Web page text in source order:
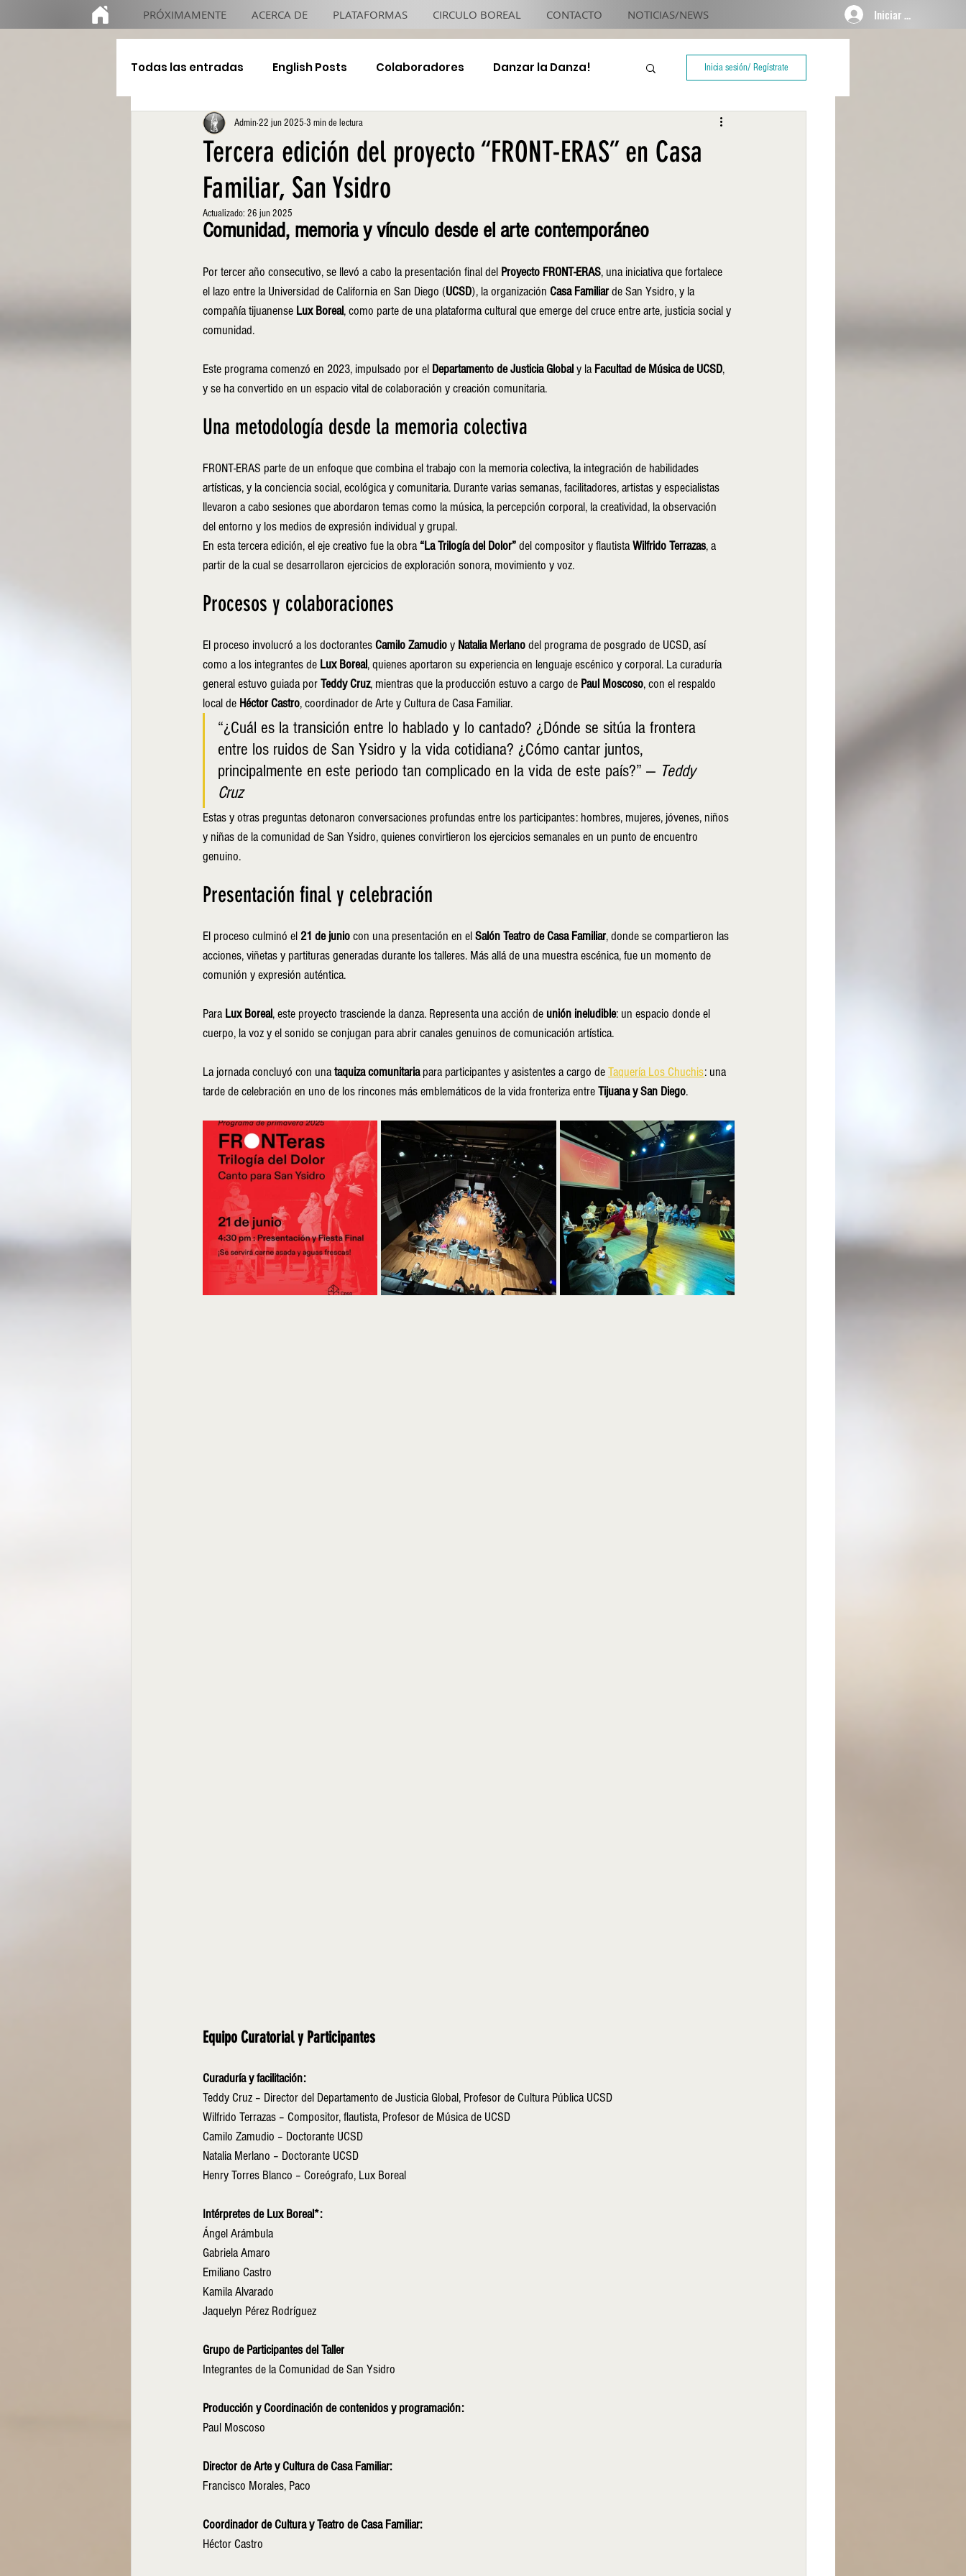
PRÓXIMAMENTE ACERCA DE PLATAFORMAS CIRCULO BOREAL CONTACTO NOTICIAS/NEWS Iniciar sesión
Todas las entradas English Posts Colaboradores Danzar la Danza!
Educación De gira 4x4 TJ Night
Inicia sesión/ Regístrate
Tercera edición del proyecto “FRONT-ERAS” en Casa
Familiar, San Ysidro
Admin22 jun 2025 3 min de lectura
Actualizado: 26 jun 2025
Comunidad, memoria y vínculo desde el arte contemporáneo
Por tercer año consecutivo, se llevó a cabo la presentación final del Proyecto FRONT-ERAS, una iniciativa que fortalece
el lazo entre la Universidad de California en San Diego (UCSD), la organización Casa Familiar de San Ysidro, y la
compañía tijuanense Lux Boreal, como parte de una plataforma cultural que emerge del cruce entre arte, justicia social y
comunidad.
Este programa comenzó en 2023, impulsado por el Departamento de Justicia Global y la Facultad de Música de UCSD,
y se ha convertido en un espacio vital de colaboración y creación comunitaria.
Una metodología desde la memoria colectiva
FRONT-ERAS parte de un enfoque que combina el trabajo con la memoria colectiva, la integración de habilidades
artísticas, y la conciencia social, ecológica y comunitaria. Durante varias semanas, facilitadores, artistas y especialistas
llevaron a cabo sesiones que abordaron temas como la música, la percepción corporal, la creatividad, la observación
del entorno y los medios de expresión individual y grupal.
En esta tercera edición, el eje creativo fue la obra “La Trilogía del Dolor” del compositor y flautista Wilfrido Terrazas, a
partir de la cual se desarrollaron ejercicios de exploración sonora, movimiento y voz.
Procesos y colaboraciones
El proceso involucró a los doctorantes Camilo Zamudio y Natalia Merlano del programa de posgrado de UCSD, así
como a los integrantes de Lux Boreal, quienes aportaron su experiencia en lenguaje escénico y corporal. La curaduría
general estuvo guiada por Teddy Cruz, mientras que la producción estuvo a cargo de Paul Moscoso, con el respaldo
local de Héctor Castro, coordinador de Arte y Cultura de Casa Familiar.
“¿Cuál es la transición entre lo hablado y lo cantado? ¿Dónde se sitúa la frontera
entre los ruidos de San Ysidro y la vida cotidiana? ¿Cómo cantar juntos,
principalmente en este periodo tan complicado en la vida de este país?” — Teddy
Cruz
Estas y otras preguntas detonaron conversaciones profundas entre los participantes: hombres, mujeres, jóvenes, niños
y niñas de la comunidad de San Ysidro, quienes convirtieron los ejercicios semanales en un punto de encuentro
genuino.
Presentación final y celebración
El proceso culminó el 21 de junio con una presentación en el Salón Teatro de Casa Familiar, donde se compartieron las
acciones, viñetas y partituras generadas durante los talleres. Más allá de una muestra escénica, fue un momento de
comunión y expresión auténtica.
Para Lux Boreal, este proyecto trasciende la danza. Representa una acción de unión ineludible: un espacio donde el
cuerpo, la voz y el sonido se conjugan para abrir canales genuinos de comunicación artística.
La jornada concluyó con una taquiza comunitaria para participantes y asistentes a cargo de Taquería Los Chuchis: una
tarde de celebración en uno de los rincones más emblemáticos de la vida fronteriza entre Tijuana y San Diego.
Equipo Curatorial y Participantes
Curaduría y facilitación:
Teddy Cruz – Director del Departamento de Justicia Global, Profesor de Cultura Pública UCSD
Wilfrido Terrazas – Compositor, flautista, Profesor de Música de UCSD
Camilo Zamudio – Doctorante UCSD
Natalia Merlano – Doctorante UCSD
Henry Torres Blanco – Coreógrafo, Lux Boreal
Intérpretes de Lux Boreal*:
Ángel Arámbula
Gabriela Amaro
Emiliano Castro
Kamila Alvarado
Jaquelyn Pérez Rodríguez
Grupo de Participantes del Taller
Integrantes de la Comunidad de San Ysidro
Producción y Coordinación de contenidos y programación:
Paul Moscoso
Director de Arte y Cultura de Casa Familiar:
Francisco Morales, Paco
Coordinador de Cultura y Teatro de Casa Familiar:
Héctor Castro